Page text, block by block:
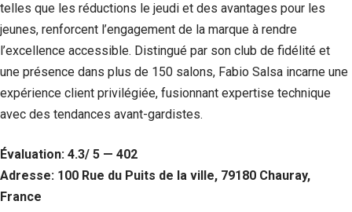
telles que les réductions le jeudi et des avantages pour les
jeunes, renforcent l’engagement de la marque à rendre
l’excellence accessible. Distingué par son club de fidélité et
une présence dans plus de 150 salons, Fabio Salsa incarne une
expérience client privilégiée, fusionnant expertise technique
avec des tendances avant-gardistes.
Évaluation: 4.3/ 5 — 402
Adresse: 100 Rue du Puits de la ville, 79180 Chauray,
France